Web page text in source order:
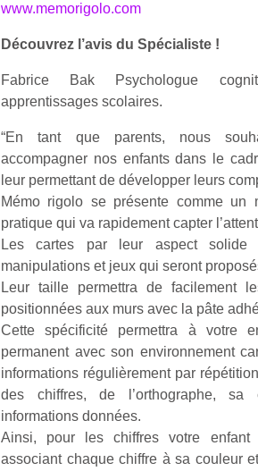
www.memorigolo.com
Découvrez l’avis du Spécialiste !
Fabrice Bak Psychologue
apprentissages scolaires.
“En tant que parents, nous
accompagner nos enfants dans le
leur permettant de développer leurs
Mémo rigolo se présente comme un
pratique qui va rapidement capter
Les cartes par leur aspect solide
manipulations et jeux qui seront
Leur taille permettra de facilement
positionnées aux murs avec la pâte
Cette spécificité permettra à votre
permanent avec son environnement
informations régulièrement par
des chiffres, de l’orthographe,
informations données.
Ainsi, pour les chiffres votre enfant
associant chaque chiffre à sa couleur
NextGen,
une
nouvelle
trottinette
mécanique
Beeper
Les
enfants
débordent
souvent
d’énergie.
Varier les
occupations
n’est pas
toujours
simple.
divertissement,
activité
trampolines
pour les
grands et
les petits !
Durant les
vacances
estivales
et avec le
retour des
beaux
jours, c’est
l’occasion
rêvée
pour les
de…
de